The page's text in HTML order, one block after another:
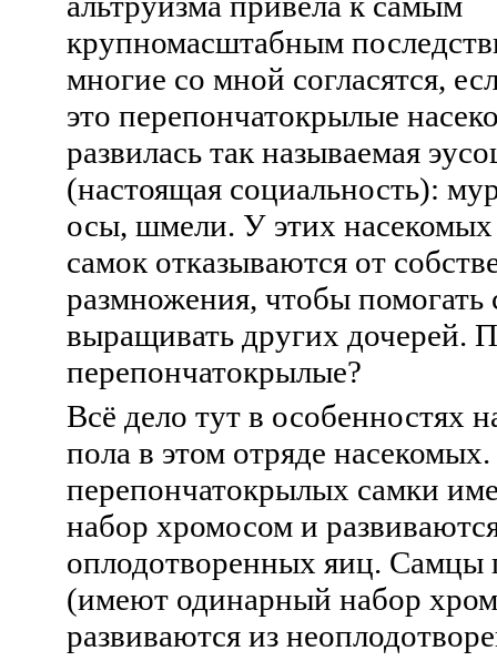
крупномасштабным
многие со мной согласятся,
это перепончатокрылые
развилась так называемая
(настоящая социальность):
осы, шмели. У этих
самок отказываются от
размножения, чтобы помогать
выращивать других дочерей.
перепончатокрылые?
Всё дело тут в особенностях
пола в этом отряде
перепончатокрылых самки
набор хромосом и
оплодотворенных яиц. Самцы
(имеют одинарный набор
развиваются из